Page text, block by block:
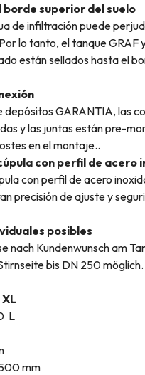
borde superior del suelo
de infiltración puede
lo tanto, el tanque GRAF
están sellados hasta el
depósitos GARANTIA, las
y las juntas están pre-
en el montaje..
con perfil de acero
con perfil de acero
precisión de ajuste y
posibles
nach Kundenwunsch am
bis DN 250 möglich.
L
mm